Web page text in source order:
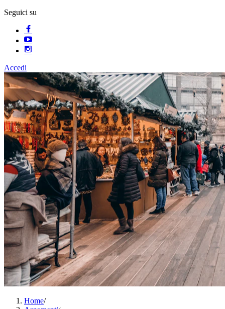
Seguici su
Accedi
Home/